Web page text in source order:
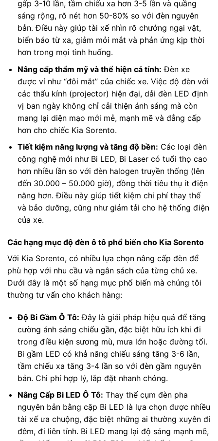
gấp 3-10 lần, tầm chiếu xa hơn 3-5 lần và quầng
sáng rộng, rõ nét hơn 50-80% so với đèn nguyên
bản. Điều này giúp tài xế nhìn rõ chướng ngại vật,
biển báo từ xa, giảm mỏi mắt và phản ứng kịp thời
hơn trong mọi tình huống.
Nâng cấp thẩm mỹ và thể hiện cá tính: Đèn xe
được ví như “đôi mắt” của chiếc xe. Việc độ đèn với
các thấu kính (projector) hiện đại, dải đèn LED định
vị ban ngày không chỉ cải thiện ánh sáng mà còn
mang lại diện mạo mới mẻ, mạnh mẽ và đẳng cấp
hơn cho chiếc Kia Sorento.
Tiết kiệm năng lượng và tăng độ bền: Các loại đèn
công nghệ mới như Bi LED, Bi Laser có tuổi thọ cao
hơn nhiều lần so với đèn halogen truyền thống (lên
đến 30.000 – 50.000 giờ), đồng thời tiêu thụ ít điện
năng hơn. Điều này giúp tiết kiệm chi phí thay thế
và bảo dưỡng, cũng như giảm tải cho hệ thống điện
của xe.
Các hạng mục độ đèn ô tô phổ biến cho Kia Sorento
Với Kia Sorento, có nhiều lựa chọn nâng cấp đèn để
phù hợp với nhu cầu và ngân sách của từng chủ xe.
Dưới đây là một số hạng mục phổ biến mà chúng tôi
thường tư vấn cho khách hàng:
Độ Bi Gầm Ô Tô: Đây là giải pháp hiệu quả để tăng
cường ánh sáng chiếu gần, đặc biệt hữu ích khi đi
trong điều kiện sương mù, mưa lớn hoặc đường tối.
Bi gầm LED có khả năng chiếu sáng tăng 3-6 lần,
tầm chiếu xa tăng 3-4 lần so với đèn gầm nguyên
bản. Chi phí hợp lý, lắp đặt nhanh chóng.
Nâng Cấp Bi LED Ô Tô: Thay thế cụm đèn pha
nguyên bản bằng cặp Bi LED là lựa chọn được nhiều
tài xế ưa chuộng, đặc biệt những ai thường xuyên đi
đêm, đi liên tỉnh. Bi LED mang lại độ sáng mạnh mẽ,